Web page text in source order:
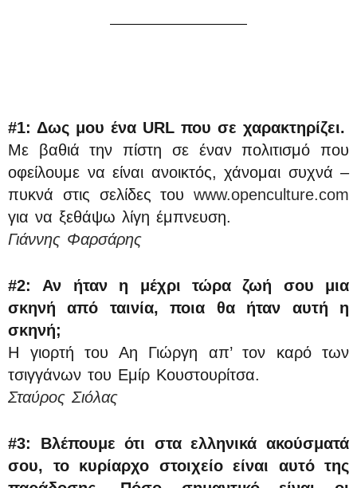
#1: Δως μου ένα URL που σε χαρακτηρίζει.
Με βαθιά την πίστη σε έναν πολιτισμό που
οφείλουμε να είναι ανοικτός, χάνομαι συχνά –
πυκνά στις σελίδες του www.openculture.com
για να ξεθάψω λίγη έμπνευση.
Γιάννης Φαρσάρης
#2:Αν ήταν η μέχρι τώρα ζωή σου μια
σκηνή από ταινία, ποια θα ήταν αυτή η
σκηνή;
Η γιορτή του Αη Γιώργη απ’ τον καρό των
τσιγγάνων του Εμίρ Κουστουρίτσα.
Σταύρος Σιόλας
#3: Βλέπουμε ότι στα ελληνικά ακούσματά
σου, το κυρίαρχο στοιχείο είναι αυτό της